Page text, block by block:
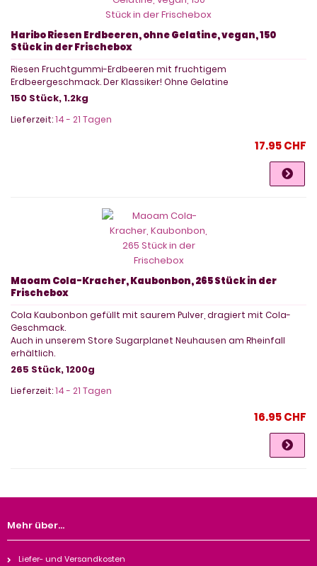
Haribo Riesen Erdbeeren, ohne Gelatine, vegan, 150
Stück in der Frischebox
Riesen Fruchtgummi-Erdbeeren mit fruchtigem
Erdbeergeschmack. Der Klassiker! Ohne Gelatine
150 Stück, 1.2kg
Lieferzeit:14 - 21 Tagen
17.95 CHF
Maoam Cola-Kracher, Kaubonbon, 265 Stück in der
Frischebox
Cola Kaubonbon gefüllt mit saurem Pulver, dragiert mit Cola-
Geschmack.
Auch in unserem Store Sugarplanet Neuhausen am Rheinfall
erhältlich.
265 Stück, 1200g
Lieferzeit:14 - 21 Tagen
16.95 CHF
Mehr über...
Liefer- und Versandkosten